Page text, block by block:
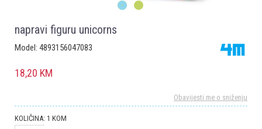
1
napravi figuru unicorns
Model: 4893156047083
18,20 KM
Obavijesti me o sniženju
KOLIČINA: 1 KOM